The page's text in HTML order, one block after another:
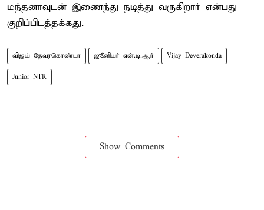
மந்தனாவுடன் இணைந்து நடித்து வருகிறார் என்பது
குறிப்பிடத்தக்கது.
விஜய் தேவரகொண்டா ஜூனியர் என்.டி.ஆர் Vijay Deverakonda
Junior NTR
Show Comments